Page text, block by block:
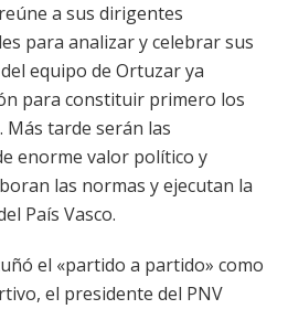
a sus dirigentes
para analizar y celebrar sus
equipo de Ortuzar ya
para constituir primero los
Más tarde serán las
enorme valor político y
las normas y ejecutan la
País Vasco.
el «partido a partido» como
el presidente del PNV